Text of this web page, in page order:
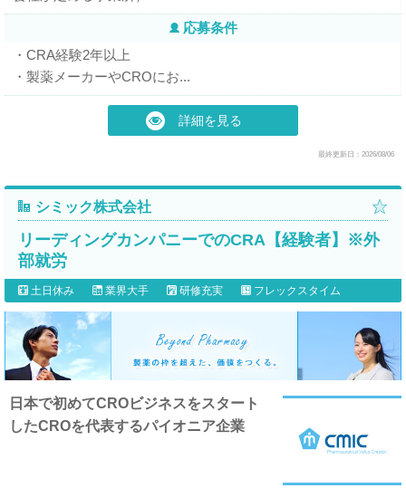
応募条件
・CRA経験2年以上
・製薬メーカーやCROにお...
詳細を見る
最終更新日：2026/08/06
シミック株式会社
リーディングカンパニーでのCRA【経験者】※外
部就労
土日休み 業界大手 研修充実 フレックスタイム
日本で初めてCROビジネスをスタート
したCROを代表するパイオニア企業